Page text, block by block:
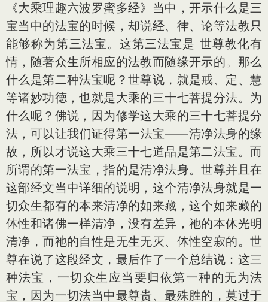
《大乘理趣六波罗蜜多经》当中，开示什么是三
宝当中的法宝的时候，却说经、律、论等法教只
能够称为第三法宝。这第三法宝是 世尊教化有
情，随著众生所相应的法教而随缘开示的。那么
什么是第二种法宝呢？世尊说，就是戒、定、慧
等诸妙功德，也就是大乘的三十七菩提分法。为
什么呢？佛说，因为修学这大乘的三十七菩提分
法，可以让我们证得第一法宝——清净法身的缘
故，所以才说这大乘三十七道品是第二法宝。而
所谓的第一法宝，指的是清净法身。世尊并且在
这部经文当中详细的说明，这个清净法身就是一
切众生都有的本来清净的如来藏，这个如来藏的
体性和诸佛一样清净，没有差异，祂的本体光明
清净，而祂的自性是无生无灭、体性空寂的。世
尊在说了这段经文，最后作了一个总结说：这三
种法宝，一切众生应当要归依第一种的无为法
宝，因为一切法当中最尊贵、最殊胜的，莫过于